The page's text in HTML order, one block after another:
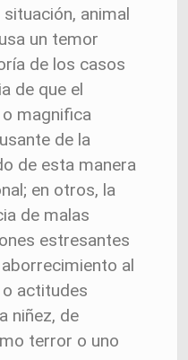
animal
un temor
de los casos
de que el
magnifica
de la
de esta manera
en otros, la
de malas
estresantes
al
actitudes
niñez, de
terror o uno